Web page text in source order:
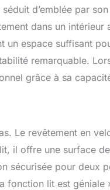
d’emblée par
dans un
espace suffisant
remarquable.
grâce à sa
Le revêtement en
il offre une surface
sécurisée pour deux
lit est géniale